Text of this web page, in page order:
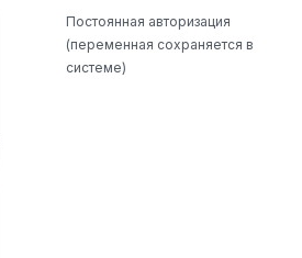
Постоянная авторизация
(переменная сохраняется в
системе)